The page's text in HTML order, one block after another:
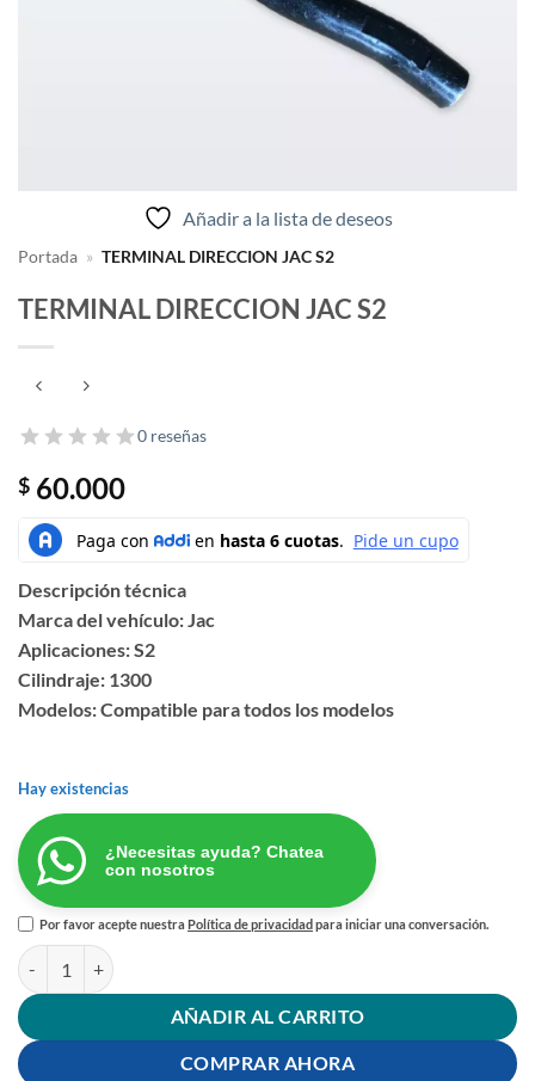
Añadir a la lista de deseos
Portada » TERMINAL DIRECCION JAC S2
TERMINAL DIRECCION JAC S2
0 reseñas
$ 60.000
Descripción técnica
Marca del vehículo: Jac
Aplicaciones: S2
Cilindraje: 1300
Modelos: Compatible para todos los modelos
Hay existencias
¿Necesitas ayuda? Chatea
con nosotros
Por favor acepte nuestraPolítica de privacidadpara iniciar una conversación.
TERMINAL DIRECCION JAC S2 cantidad
AÑADIR AL CARRITO
COMPRAR AHORA